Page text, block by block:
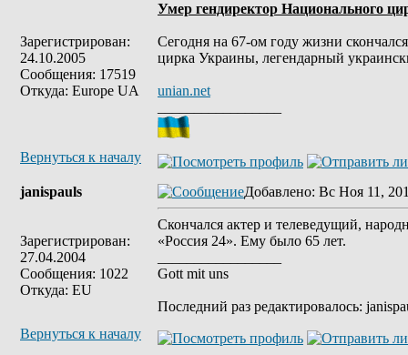
Зарегистрирован:
24.10.2005
Сообщения: 17519
Откуда: Europe UA
Умер гендиректор Национального
Сегодня на 67-ом году жизни
цирка Украины, легендарный
unian.net
Вернуться к началу
janispauls
Зарегистрирован:
27.04.2004
Сообщения: 1022
Откуда: EU
Добавлено: Вс Ноя 11,
Скончался актер и телеведущий,
«Россия 24». Ему было 65 лет.
Gott mit uns
Последний раз редактировалось:
Вернуться к началу